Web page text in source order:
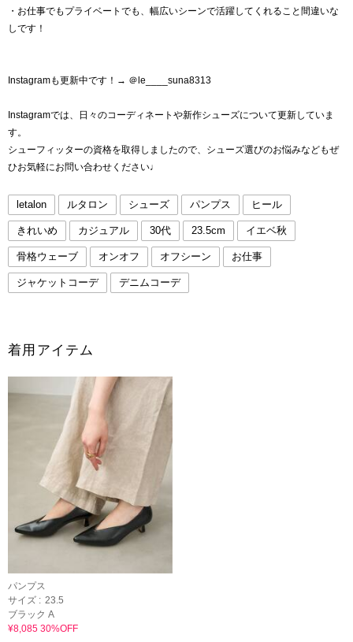
・お仕事でもプライベートでも、幅広いシーンで活躍してくれること間違いな
しです！
Instagramも更新中です！→ ＠le____suna8313
Instagramでは、日々のコーディネートや新作シューズについて更新していま
す。
シューフィッターの資格を取得しましたので、シューズ選びのお悩みなどもぜ
ひお気軽にお問い合わせください♩
letalon ルタロン シューズ パンプス ヒール
きれいめ カジュアル 30代 23.5cm イエベ秋
骨格ウェーブ オンオフ オフシーン お仕事
ジャケットコーデ デニムコーデ
着用アイテム
パンプス
サイズ : 23.5
ブラック A
¥8,085 30%OFF